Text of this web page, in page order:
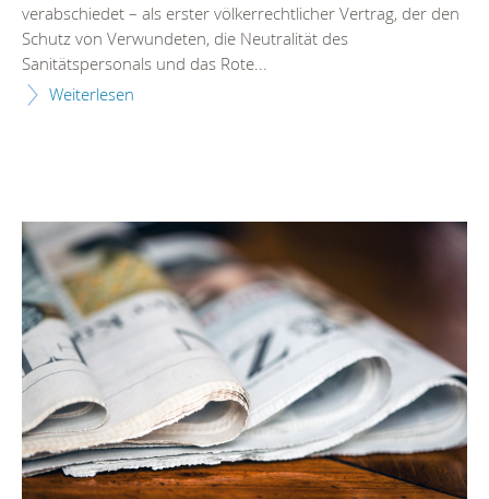
verabschiedet – als erster völkerrechtlicher Vertrag, der den
Schutz von Verwundeten, die Neutralität des
Sanitätspersonals und das Rote...
Weiterlesen